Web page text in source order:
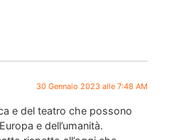
30 Gennaio 2023 alle 7:48 AM
e del teatro che possono
e dell’umanità.